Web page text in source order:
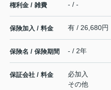
権利金 / 雑費 - / -
保険加入 / 料金 有 / 26,680円
保険名 / 保険期間 - / 2年
保証会社 / 料金
必加入
その他